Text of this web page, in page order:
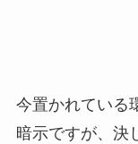
今置かれている
暗示ですが、決